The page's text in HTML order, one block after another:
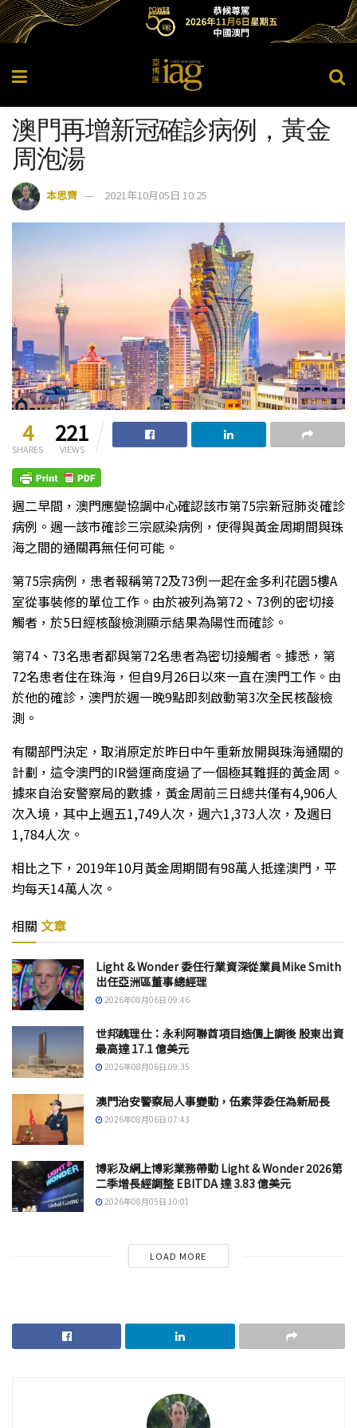
澳門再增新冠確診病例，黃金
周泡湯
本思齊 2021年10月05日 10:25
4
SHARES
221
VIEWS
週二早間，澳門應變協調中心確認該市第75宗新冠肺炎確診
病例。週一該市確診三宗感染病例，使得與黃金周期間與珠
海之間的通關再無任何可能。
第75宗病例，患者報稱第72及73例一起在金多利花園5樓A
室從事裝修的單位工作。由於被列為第72、73例的密切接
觸者，於5日經核酸檢測顯示結果為陽性而確診。
第74、73名患者都與第72名患者為密切接觸者。據悉，第
72名患者住在珠海，但自9月26日以來一直在澳門工作。由
於他的確診，澳門於週一晚9點即刻啟動第3次全民核酸檢
測。
有關部門決定，取消原定於昨日中午重新放開與珠海通關的
計劃，這令澳門的IR營運商度過了一個極其難捱的黃金周。
據來自治安警察局的數據，黃金周前三日總共僅有4,906人
次入境，其中上週五1,749人次，週六1,373人次，及週日
1,784人次。
相比之下，2019年10月黃金周期間有98萬人抵達澳門，平
均每天14萬人次。
相關 文章
Light & Wonder 委任行業資深從業員Mike Smith
出任亞洲區董事總經理
2026年08月06日 09:46
世邦魏理仕：永利阿聯酋項目造價上調後 股東出資
最高達 17.1 億美元
2026年08月06日 09:35
澳門治安警察局人事變動，伍素萍委任為新局長
2026年08月06日 07:43
博彩及網上博彩業務帶動 Light & Wonder 2026第
二季增長經調整 EBITDA 達 3.83 億美元
2026年08月05日 10:01
LOAD MORE